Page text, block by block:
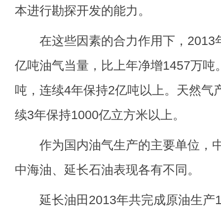
本进行勘探开发的能力。
在这些因素的合力作用下，2013
亿吨油气当量，比上年净增1457万吨
吨，连续4年保持2亿吨以上。天然气
续3年保持1000亿立方米以上。
作为国内油气生产的主要单位，
中海油、延长石油表现各有不同。
延长油田2013年共完成原油生产